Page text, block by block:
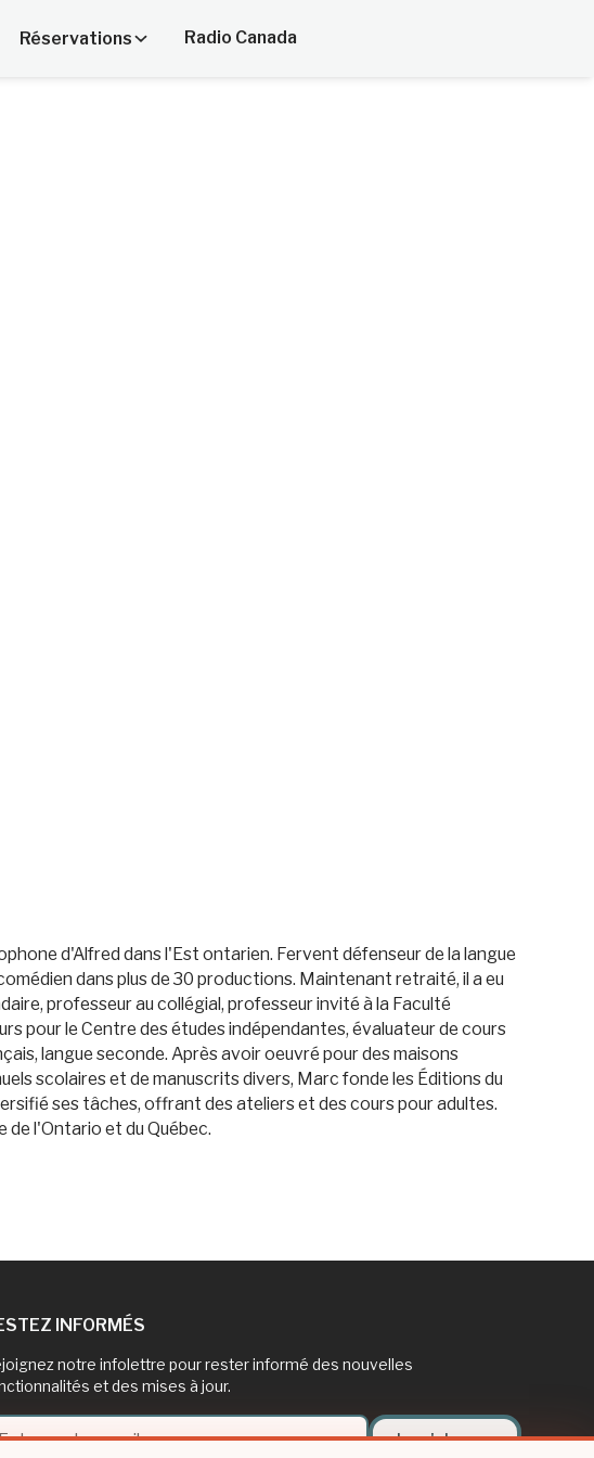
Réservations Radio Canada
d'Alfred dans l'Est ontarien. Fervent défenseur de la langue
dans plus de 30 productions. Maintenant retraité, il a eu
professeur au collégial, professeur invité à la Faculté
pour le Centre des études indépendantes, évaluateur de cours
langue seconde. Après avoir oeuvré pour des maisons
scolaires et de manuscrits divers, Marc fonde les Éditions du
ses tâches, offrant des ateliers et des cours pour adultes.
de l'Ontario et du Québec.
INFORMÉS
notre infolettre pour rester informé des nouvelles
et des mises à jour.